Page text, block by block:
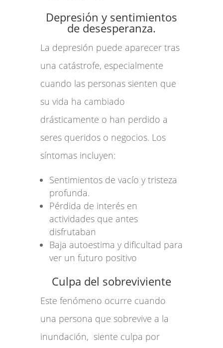
Depresión y sentimientos
de desesperanza.
La depresión puede aparecer tras
una catástrofe, especialmente
cuando las personas sienten que
su vida ha cambiado
drásticamente o han perdido a
seres queridos o negocios. Los
síntomas incluyen:
Sentimientos de vacío y tristeza
profunda.
Pérdida de interés en
actividades que antes
disfrutaban
Baja autoestima y dificultad para
ver un futuro positivo
Culpa del sobreviviente
Este fenómeno ocurre cuando
una persona que sobrevive a la
inundación, siente culpa por